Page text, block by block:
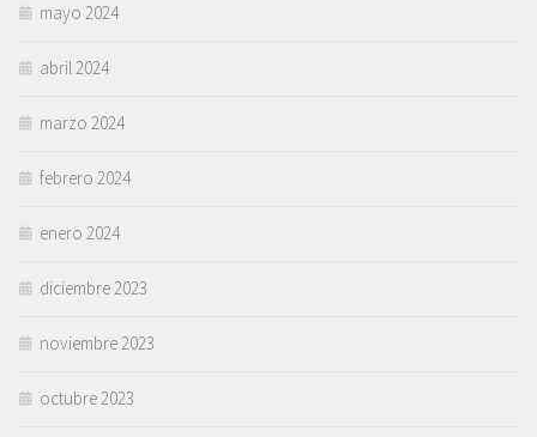
mayo 2024
abril 2024
marzo 2024
febrero 2024
enero 2024
diciembre 2023
noviembre 2023
octubre 2023